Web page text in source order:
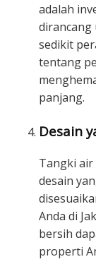
adalah
dirancang
sedikit
tentang
panjang.
Desain
Tangki
desain
Anda di
bersih
properti